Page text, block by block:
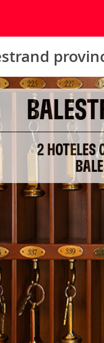
2 HOTELES